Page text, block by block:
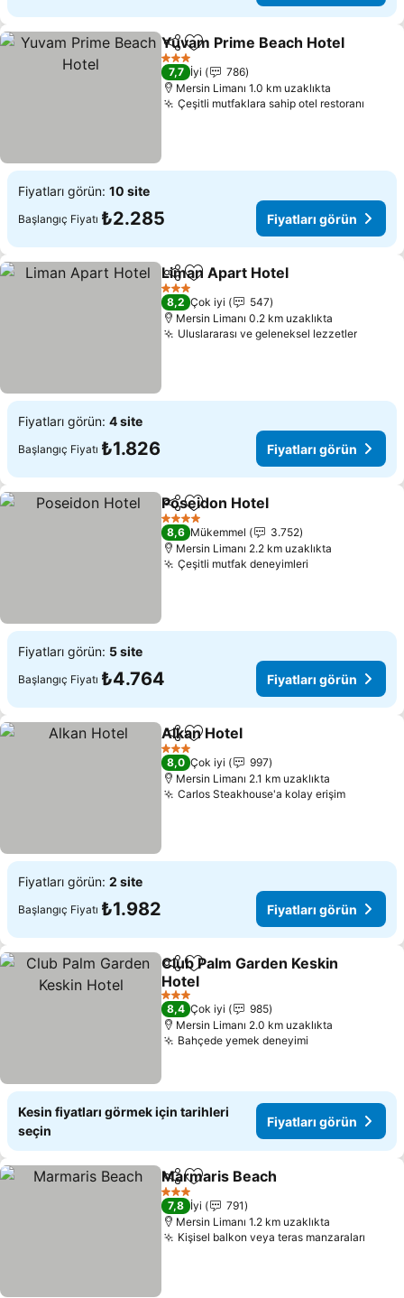
PaylaşFavorilerime ekle
Yuvam Prime Beach Hotel
3 Yıldız
7,7 İyi
786
Mersin Limanı 1.0 km uzaklıkta
Çeşitli mutfaklara sahip otel restoranı
Fiyatları görün: 10 site
Başlangıç Fiyatı ₺2.285 Fiyatları görün
PaylaşFavorilerime ekle
Liman Apart Hotel
3 Yıldız
8,2 Çok iyi
547
Mersin Limanı 0.2 km uzaklıkta
Uluslararası ve geleneksel lezzetler
Fiyatları görün: 4 site
Başlangıç Fiyatı ₺1.826 Fiyatları görün
PaylaşFavorilerime ekle
Poseidon Hotel
4 Yıldız
8,6 Mükemmel
3.752
Mersin Limanı 2.2 km uzaklıkta
Çeşitli mutfak deneyimleri
Fiyatları görün: 5 site
Başlangıç Fiyatı ₺4.764 Fiyatları görün
PaylaşFavorilerime ekle
Alkan Hotel
3 Yıldız
8,0 Çok iyi
997
Mersin Limanı 2.1 km uzaklıkta
Carlos Steakhouse'a kolay erişim
Fiyatları görün: 2 site
Başlangıç Fiyatı ₺1.982 Fiyatları görün
PaylaşFavorilerime ekle
Club Palm Garden Keskin
Hotel
3 Yıldız
8,4 Çok iyi
985
Mersin Limanı 2.0 km uzaklıkta
Bahçede yemek deneyimi
Kesin fiyatları görmek için tarihleri
seçin
Fiyatları görün
PaylaşFavorilerime ekle
Marmaris Beach
3 Yıldız
7,8 İyi
791
Mersin Limanı 1.2 km uzaklıkta
Kişisel balkon veya teras manzaraları